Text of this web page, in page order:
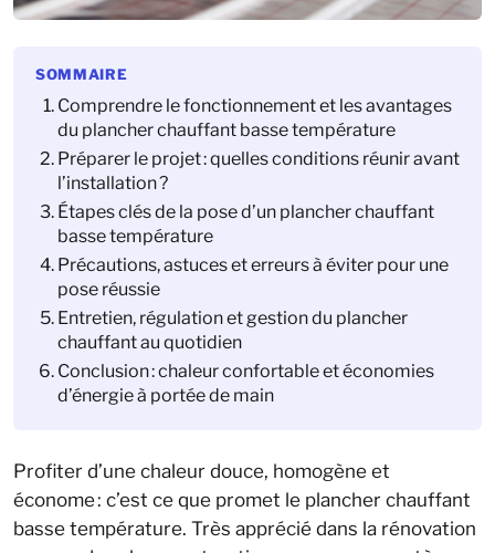
SOMMAIRE
Comprendre le fonctionnement et les avantages
du plancher chauffant basse température
Préparer le projet : quelles conditions réunir avant
l’installation ?
Étapes clés de la pose d’un plancher chauffant
basse température
Précautions, astuces et erreurs à éviter pour une
pose réussie
Entretien, régulation et gestion du plancher
chauffant au quotidien
Conclusion : chaleur confortable et économies
d’énergie à portée de main
Profiter d’une chaleur douce, homogène et
économe : c’est ce que promet le plancher chauffant
basse température. Très apprécié dans la rénovation